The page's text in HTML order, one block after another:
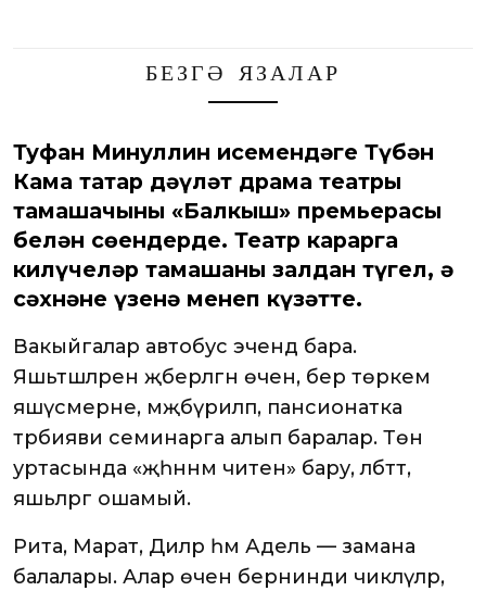
БЕЗГӘ ЯЗАЛАР
Туфан Миңнуллин исемендәге Түбән
Кама татар дәүләт драма театры
тамашачыны «Балкыш» премьерасы
белән сөендерде. Театр карарга
килүчеләр тамашаны залдан түгел, ә
сәхнәнең үзенә менеп күзәтте.
Вакыйгалар автобус эчендә бара.
Яшьтәшләрен җәберләгән өчен, бер төркем
яшүсмерне, мәҗбүриләп, пансионатка
тәрбияви семинарга алып баралар. Төн
уртасында «җәһәннәм читенә» бару, әлбәттә,
яшьләргә ошамый.
Рита, Марат, Диләрә һәм Адель — замана
балалары. Алар өчен бернинди чикләүләр,